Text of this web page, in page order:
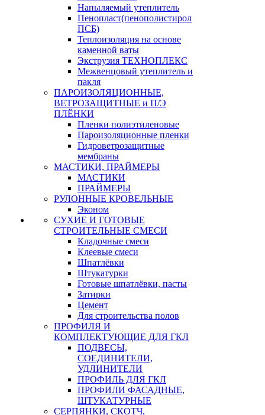
Напыляемый утеплитель
Пенопласт(пенополистирол
ПСБ)
Теплоизоляция на основе
каменной ваты
Экструзия ТЕХНОПЛЕКС
Межвенцовый утеплитель и
пакля
ПАРОИЗОЛЯЦИОННЫЕ,
ВЕТРОЗАЩИТНЫЕ и П/Э
ПЛЁНКИ
Пленки полиэтиленовые
Пароизоляционные пленки
Гидроветрозащитные
мембраны
МАСТИКИ, ПРАЙМЕРЫ
МАСТИКИ
ПРАЙМЕРЫ
РУЛОННЫЕ КРОВЕЛЬНЫЕ
Эконом
СУХИЕ И ГОТОВЫЕ
СТРОИТЕЛЬНЫЕ СМЕСИ
Кладочные смеси
Клеевые смеси
Шпатлёвки
Штукатурки
Готовые шпатлёвки, пасты
Затирки
Цемент
Для строительства полов
ПРОФИЛЯ И
КОМПЛЕКТУЮЩИЕ ДЛЯ ГКЛ
ПОДВЕСЫ,
СОЕДИНИТЕЛИ,
УДЛИНИТЕЛИ
ПРОФИЛЬ ДЛЯ ГКЛ
ПРОФИЛИ ФАСАДНЫЕ,
ШТУКАТУРНЫЕ
СЕРПЯНКИ, СКОТЧ,